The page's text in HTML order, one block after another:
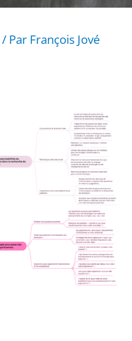
/ Par François Jové